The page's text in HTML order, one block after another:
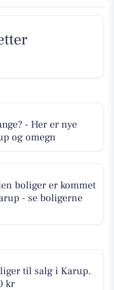
- Her er nye
og omegn
boliger er kommet
- se boligerne
til salg i Karup.
kr